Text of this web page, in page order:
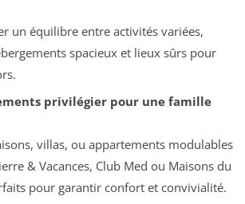
un équilibre entre activités variées,
spacieux et lieux sûrs pour
privilégier pour une famille
villas, ou appartements modulables
& Vacances, Club Med ou Maisons du
pour garantir confort et convivialité.